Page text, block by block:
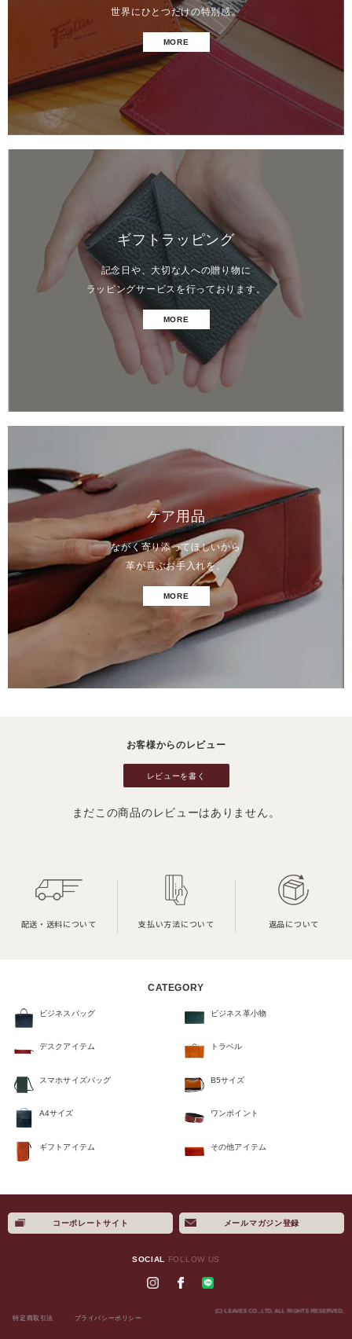
世界にひとつだけの特別感。
MORE
ギフトラッピング
記念日や、大切な人への贈り物に
ラッピングサービスを行っております。
MORE
ケア用品
ながく寄り添ってほしいから
革が喜ぶお手入れを。
MORE
お客様からのレビュー
レビューを書く
まだこの商品のレビューはありません。
×
配送・送料について 支払い方法について 返品について
CATEGORY
ビジネスバッグ ビジネス革小物
デスクアイテム トラベル
スマホサイズバッグ B5サイズ
A4サイズ ワンポイント
ギフトアイテム その他アイテム
特定商取引法 プライバシーポリシー
(C) LEAVES CO.,LTD. ALL RIGHTS RESERVED.
コーポレートサイト メールマガジン登録
SOCIAL FOLLOW US